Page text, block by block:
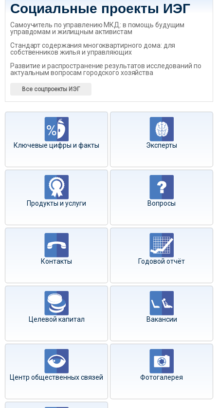
Социальные проекты ИЭГ
Самоучитель по управлению МКД: в помощь будущим
управдомам и жилищным активистам
Стандарт содержания многоквартирного дома: для
собственников жилья и управляющих
Развитие и распространение результатов исследований по
актуальным вопросам городского хозяйства
Все соцпроекты ИЭГ
Ключевые цифры и факты Эксперты
Продукты и услуги Вопросы
Контакты Годовой отчёт
Целевой капитал Вакансии
Центр общественных связей Фотогалерея